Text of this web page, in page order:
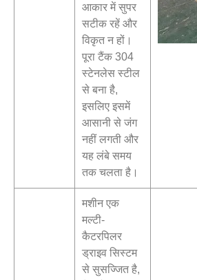
आकार में सुपर
सटीक रहें और
विकृत न हों।
पूरा टैंक 304
स्टेनलेस स्टील
से बना है,
इसलिए इसमें
आसानी से जंग
नहीं लगती और
यह लंबे समय
तक चलता है।
मशीन एक
मल्टी-
कैटरपिलर
ड्राइव सिस्टम
से सुसज्जित है,